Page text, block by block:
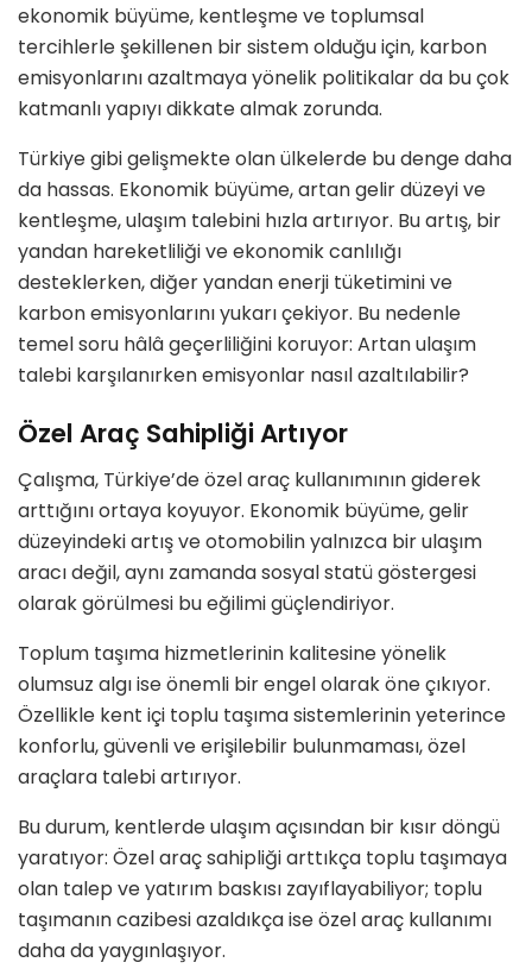
ekonomik büyüme, kentleşme ve toplumsal
tercihlerle şekillenen bir sistem olduğu için, karbon
emisyonlarını azaltmaya yönelik politikalar da bu çok
katmanlı yapıyı dikkate almak zorunda.
Türkiye gibi gelişmekte olan ülkelerde bu denge daha
da hassas. Ekonomik büyüme, artan gelir düzeyi ve
kentleşme, ulaşım talebini hızla artırıyor. Bu artış, bir
yandan hareketliliği ve ekonomik canlılığı
desteklerken, diğer yandan enerji tüketimini ve
karbon emisyonlarını yukarı çekiyor. Bu nedenle
temel soru hâlâ geçerliliğini koruyor: Artan ulaşım
talebi karşılanırken emisyonlar nasıl azaltılabilir?
Özel Araç Sahipliği Artıyor
Çalışma, Türkiye’de özel araç kullanımının giderek
arttığını ortaya koyuyor. Ekonomik büyüme, gelir
düzeyindeki artış ve otomobilin yalnızca bir ulaşım
aracı değil, aynı zamanda sosyal statü göstergesi
olarak görülmesi bu eğilimi güçlendiriyor.
Toplum taşıma hizmetlerinin kalitesine yönelik
olumsuz algı ise önemli bir engel olarak öne çıkıyor.
Özellikle kent içi toplu taşıma sistemlerinin yeterince
konforlu, güvenli ve erişilebilir bulunmaması, özel
araçlara talebi artırıyor.
Bu durum, kentlerde ulaşım açısından bir kısır döngü
yaratıyor: Özel araç sahipliği arttıkça toplu taşımaya
olan talep ve yatırım baskısı zayıflayabiliyor; toplu
taşımanın cazibesi azaldıkça ise özel araç kullanımı
daha da yaygınlaşıyor.